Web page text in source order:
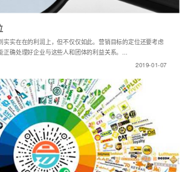
实实在在的利润上，但不仅仅如此。营销目标的定位还要考虑
正确处理好企业与这些人和团体的利益关系。...
2019-01-07